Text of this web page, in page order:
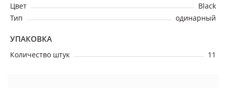
Цвет
Black
Тип
одинарный
УПАКОВКА
Количество штук 11